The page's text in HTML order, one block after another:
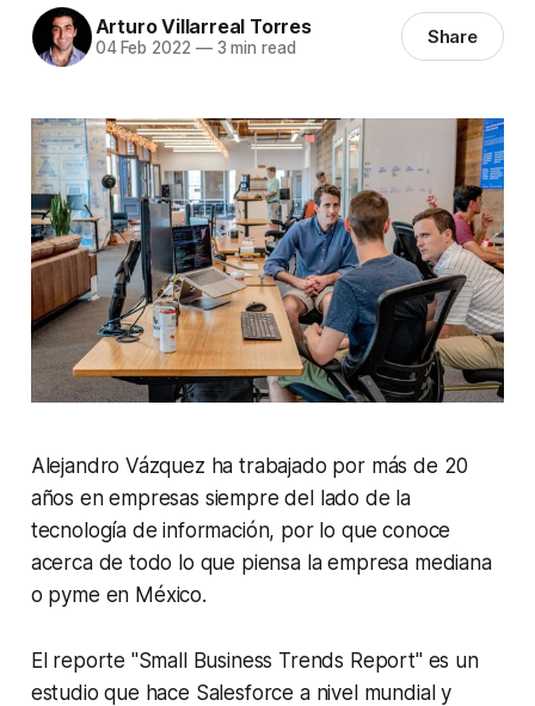
Arturo Villarreal Torres
04 Feb 2022 —3 min read Share
Alejandro Vázquez ha trabajado por más de 20
años en empresas siempre del lado de la
tecnología de información, por lo que conoce
acerca de todo lo que piensa la empresa mediana
o pyme en México.
El reporte "Small Business Trends Report" es un
estudio que hace Salesforce a nivel mundial y